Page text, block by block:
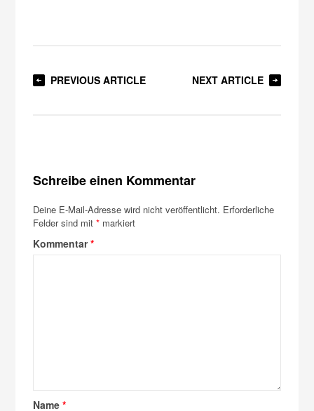
PREVIOUS ARTICLE NEXT ARTICLE
Schreibe einen Kommentar
Deine E-Mail-Adresse wird nicht veröffentlicht. Erforderliche
Felder sind mit* markiert
Kommentar*
Name*